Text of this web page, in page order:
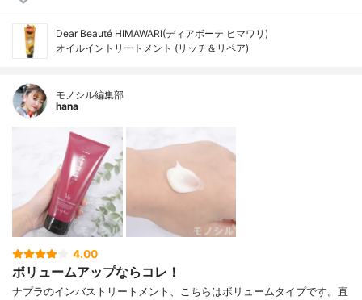
Dear Beauté HIMAWARI(ディアボーテ ヒマワリ)
オイルイントリートメント (リッチ＆リペア)
モノシル編集部
hana
4.00
ボリュームアップならコレ！
ナプラのインバストリートメント、こちらはボリュームタイプです。直